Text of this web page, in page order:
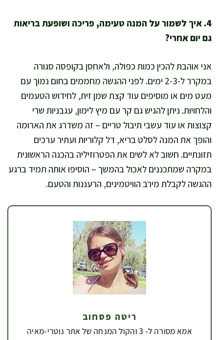
4. איך לשמור על המנה טעימה, פריכה ושופעת בריאות
גם יום אחרי?
אני אוהבת להכין כמות כפולה, ולאחסן בקופסה סגורה
במקרר ל-2-3 ימים. לפני ההגשה מחממים בחום נמוך עם
מעט מים או מוסיפים עוד קצת שמן זית, לחידוש הטעמים
והלחויות. ניתן להגיש גם קר עם מיץ לימון, עגבניות שרי
קצוצות או עוד עשבי תיבול טריים – זה משדרג את הארומה
והופך את המנה לסלט בריא, דל קלוריות ועתיר ערכים
תזונתיים. חשוב לא לשים את הפטרוזיליה בהכנה הראשונית
במקרה שמתכננים לאכול בהמשך – הוסיפו אותה תמיד ברגע
ההגשה לקבלת מירב הוויטמינים, הרעננות והטעם.
ריטה פסחוב
אמא מסורה ל- 3 והקול המנחה של אתר נוטרי-מאיה